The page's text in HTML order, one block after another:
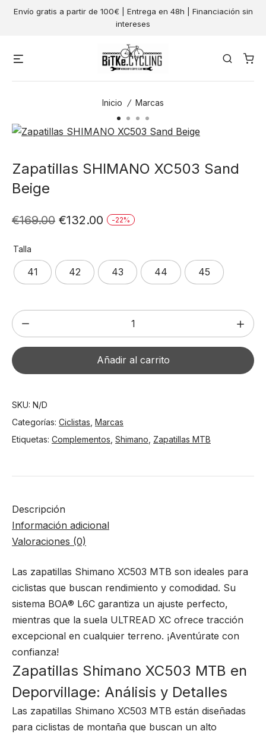
SkipEnvío gratis a partir de 100€ | Entrega en 48h | Financiación sin
intereses
Search
Inicio / Marcas
Zapatillas SHIMANO XC503 Sand
Beige
€169.00 El
original
era:
€132.00 El
actual
es:
-22%
Talla
41 42 43 44 45
Zapatillas
SHIMANO
XC503
Sand
cantidad
Añadir al carrito
SKU: N/D
Categorías: Ciclistas Marcas
Etiquetas: Complementos Shimano Zapatillas MTB
Descripción
Información adicional
Valoraciones (0)
Las zapatillas Shimano XC503 MTB son ideales para
ciclistas que buscan rendimiento y comodidad. Su
sistema BOA® L6C garantiza un ajuste perfecto,
mientras que la suela ULTREAD XC ofrece tracción
excepcional en cualquier terreno. ¡Aventúrate con
confianza!
Zapatillas Shimano XC503 MTB en
Deporvillage: Análisis y Detalles
Las zapatillas Shimano XC503 MTB están diseñadas
para ciclistas de montaña que buscan un alto